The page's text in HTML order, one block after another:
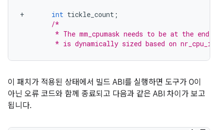
+ int tickle_count ;
/*
* The mm_cpumask needs to be at the end
* is dynamically sized based on
이 패치가 적용된 상태에서 빌드 ABI를 실행하면 도구가 0이
아닌 오류 코드와 함께 종료되고 다음과 같은 ABI 차이가 보고
됩니다.